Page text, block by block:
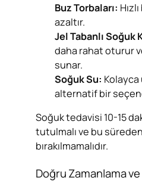
Buz Torbaları:
azaltır.
Jel Tabanlı Soğuk
daha rahat oturur
sunar.
Soğuk Su:
alternatif bir
Soğuk tedavisi 10-15
tutulmalı ve bu
bırakılmamalıdır.
Doğru Zamanlama